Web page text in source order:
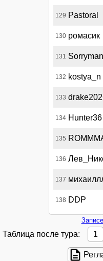
129 Pastoral
130 ромасик
131 Sorryman
132 kostya_n
133
134 Hunter36
135
136
137
138 DDP
Таблица после тура: 1